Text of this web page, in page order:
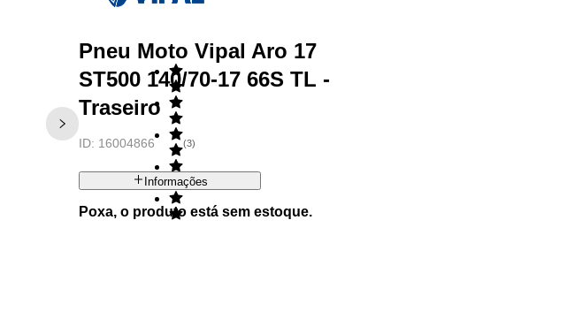
Pneu Moto Vipal Aro 17
ST500 140/70-17 66S TL -
Traseiro
ID: 16004866 (3)
Informações
Poxa, o produto está sem estoque.